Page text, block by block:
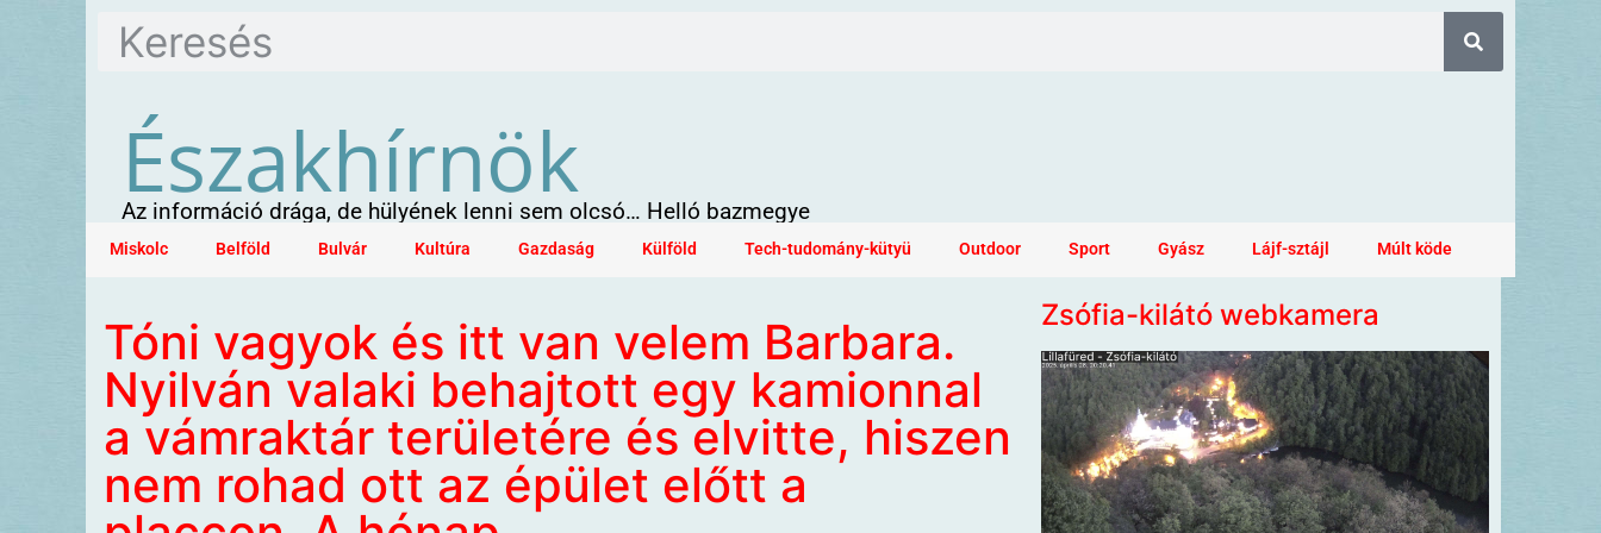
Északhírnök
Az információ drága, de hülyének lenni sem olcsó… Helló bazmegye
Miskolc Belföld Bulvár Kultúra Gazdaság Külföld Tech-tudomány-kütyü Outdoor Sport Gyász Lájf-sztájl Múlt köde
Tóni vagyok és itt van velem Barbara.
Nyilván valaki behajtott egy kamionnal
a vámraktár területére és elvitte, hiszen
nem rohad ott az épület előtt a
Zsófia-kilátó webkamera